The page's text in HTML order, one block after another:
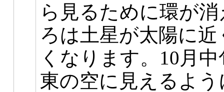
ら見るために環が
ろは土星が太陽に
くなります。10月
東の空に見えるよ